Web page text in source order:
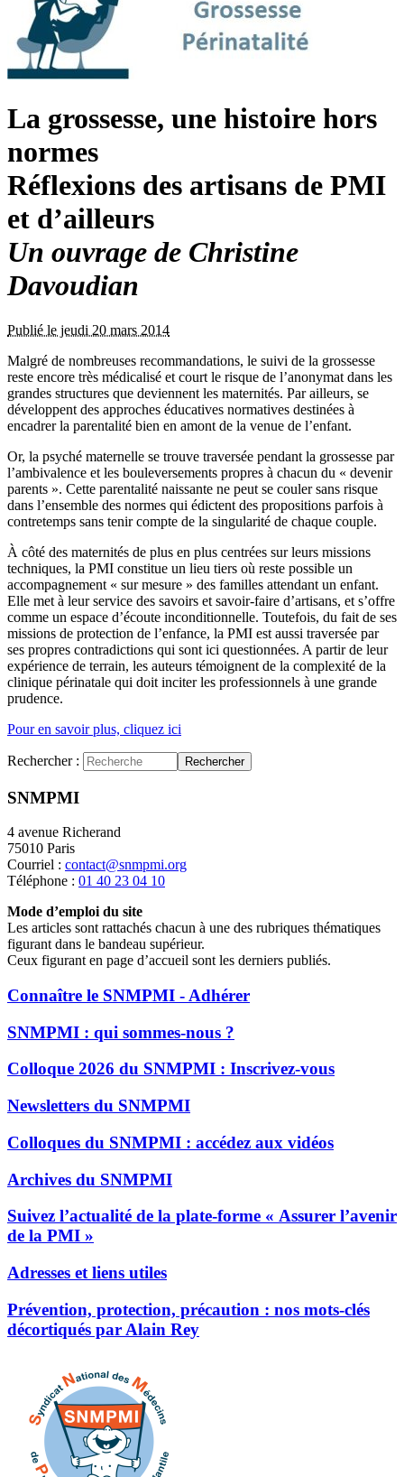
La grossesse, une histoire hors
normes
Réflexions des artisans de PMI
et d’ailleurs
Un ouvrage de Christine
Davoudian
Publié le jeudi 20 mars 2014
Malgré de nombreuses recommandations, le suivi de la grossesse
reste encore très médicalisé et court le risque de l’anonymat dans les
grandes structures que deviennent les maternités. Par ailleurs, se
développent des approches éducatives normatives destinées à
encadrer la parentalité bien en amont de la venue de l’enfant.
Or, la psyché maternelle se trouve traversée pendant la grossesse par
l’ambivalence et les bouleversements propres à chacun du « devenir
parents ». Cette parentalité naissante ne peut se couler sans risque
dans l’ensemble des normes qui édictent des propositions parfois à
contretemps sans tenir compte de la singularité de chaque couple.
À côté des maternités de plus en plus centrées sur leurs missions
techniques, la PMI constitue un lieu tiers où reste possible un
accompagnement « sur mesure » des familles attendant un enfant.
Elle met à leur service des savoirs et savoir-faire d’artisans, et s’offre
comme un espace d’écoute inconditionnelle. Toutefois, du fait de ses
missions de protection de l’enfance, la PMI est aussi traversée par
ses propres contradictions qui sont ici questionnées. A partir de leur
expérience de terrain, les auteurs témoignent de la complexité de la
clinique périnatale qui doit inciter les professionnels à une grande
prudence.
Pour en savoir plus, cliquez ici
Rechercher : Rechercher
SNMPMI
4 avenue Richerand
75010 Paris
Courriel : contact@snmpmi.org
Téléphone : 01 40 23 04 10
Mode d’emploi du site
Les articles sont rattachés chacun à une des rubriques thématiques
figurant dans le bandeau supérieur.
Ceux figurant en page d’accueil sont les derniers publiés.
Connaître le SNMPMI - Adhérer
SNMPMI : qui sommes-nous ?
Colloque 2026 du SNMPMI : Inscrivez-vous
Newsletters du SNMPMI
Colloques du SNMPMI : accédez aux vidéos
Archives du SNMPMI
Suivez l’actualité de la plate-forme « Assurer l’avenir
de la PMI »
Adresses et liens utiles
Prévention, protection, précaution : nos mots-clés
décortiqués par Alain Rey